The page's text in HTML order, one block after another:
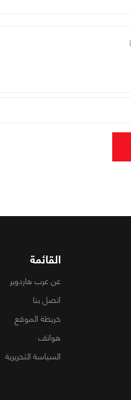
القائمة
عن عرب هاردوير
اتصل بنا
خريطة الموقع
هواتف
السياسة التحريرية